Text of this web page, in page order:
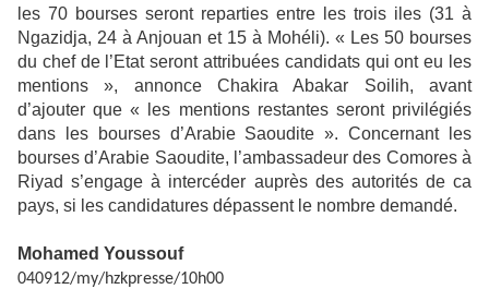
les 70 bourses seront reparties entre les trois iles (31 à
Ngazidja, 24 à Anjouan et 15 à Mohéli). « Les 50 bourses
du chef de l’Etat seront attribuées candidats qui ont eu les
mentions », annonce Chakira Abakar Soilih, avant
d’ajouter que « les mentions restantes seront privilégiés
dans les bourses d’Arabie Saoudite ». Concernant les
bourses d’Arabie Saoudite, l’ambassadeur des Comores à
Riyad s’engage à intercéder auprès des autorités de ca
pays, si les candidatures dépassent le nombre demandé.
Mohamed Youssouf
040912/my/hzkpresse/10h00